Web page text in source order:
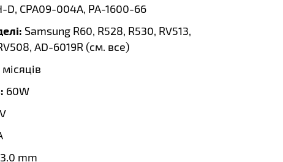
D, CPA09-004A, PA-1600-66
Samsung R60, R528, R530, RV513,
AD-6019R (см. все)
місяців
60W
mm